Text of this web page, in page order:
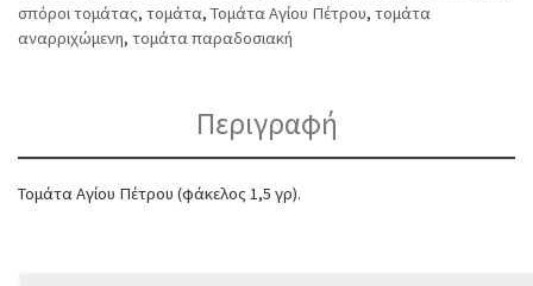
σπόροι τομάτας, τομάτα, Τομάτα Αγίου Πέτρου, τομάτα
αναρριχώμενη, τομάτα παραδοσιακή
Περιγραφή
Τομάτα Αγίου Πέτρου (φάκελος 1,5 γρ).